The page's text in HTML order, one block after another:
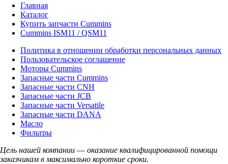
Главная
Каталог
Купить запчасти Cummins
Cummins ISM11 / QSM11
Политика в отношении обработки персональных данных
Пользовательское соглашение
Моторы Cummins
Запасные части Cummins
Запасные части CNH
Запасные части JCB
Запасные части Versatile
Запасные части DANA
Масло
Фильтры
Цель нашей компании — оказание квалифицированной помощи
заказчикам в максимально короткие сроки.